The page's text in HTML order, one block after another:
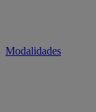
Modalidades